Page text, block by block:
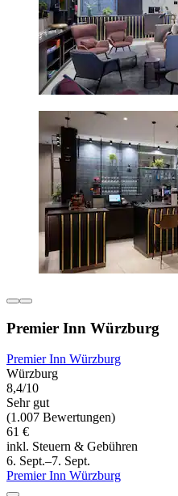
Premier Inn Würzburg
Premier Inn Würzburg
Würzburg
8,4/10
Sehr gut
(1.007 Bewertungen)
61 €
inkl. Steuern & Gebühren
6. Sept.–7. Sept.
Premier Inn Würzburg